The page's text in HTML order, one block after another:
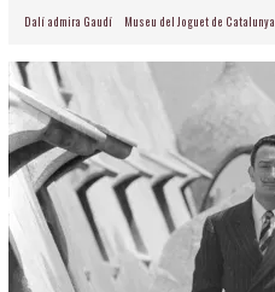
Dalí admira Gaudí Museu del Joguet de Catalunya